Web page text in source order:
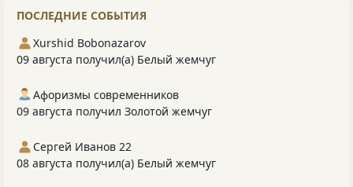
ПОСЛЕДНИЕ СОБЫТИЯ
Xurshid Bobonazarov
09 августа получил(а) Белый жемчуг
Афоризмы современников
09 августа получил Золотой жемчуг
Сергей Иванов 22
08 августа получил(а) Белый жемчуг